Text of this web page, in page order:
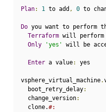
Plan: 1 to add , 0 to
Do you want to perform
Terraform will perform
Only
'yes' will be
Enter a value: yes
vsphere_virtual_machine.
boot_retry_delay:
change_version:
clone.#: